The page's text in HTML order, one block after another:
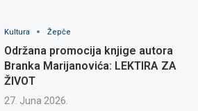
Kultura Žepče
Održana promocija knjige autora
Branka Marijanovića: LEKTIRA ZA
ŽIVOT
27. Juna 2026.